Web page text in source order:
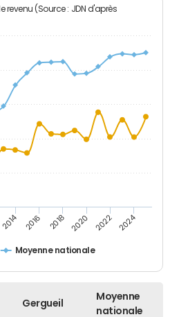
revenu (Source : JDN d'après
Moyenne nationale
2014 2016 2018 2020 2022 2024
Gergueil
Moyenne
nationale